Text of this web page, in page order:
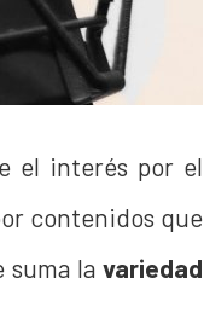
el interés por el
contenidos que
suma la variedad